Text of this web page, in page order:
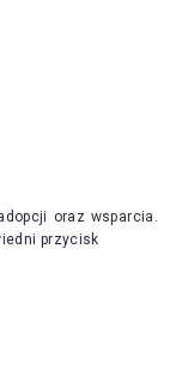
oraz wsparcia.
przycisk